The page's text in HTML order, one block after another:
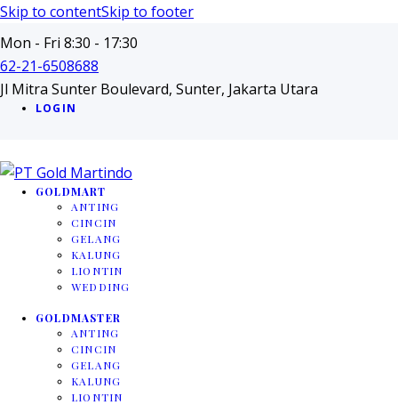
Skip to contentSkip to footer
Mon - Fri 8:30 - 17:30
62-21-6508688
Jl Mitra Sunter Boulevard, Sunter, Jakarta Utara
LOGIN
GOLDMART
ANTING
CINCIN
GELANG
KALUNG
LIONTIN
WEDDING
GOLDMASTER
ANTING
CINCIN
GELANG
KALUNG
LIONTIN